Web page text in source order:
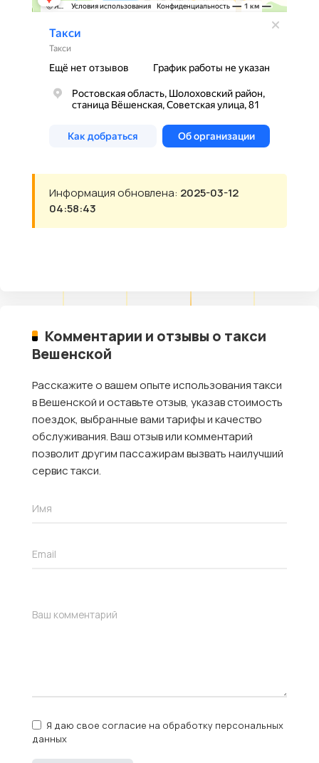
Информация обновлена: 2025-03-12
04:58:43
Комментарии и отзывы о такси
Вешенской
Расскажите о вашем опыте использования такси
в Вешенской и оставьте отзыв, указав стоимость
поездок, выбранные вами тарифы и качество
обслуживания. Ваш отзыв или комментарий
позволит другим пассажирам вызвать наилучший
сервис такси.
Я даю свое согласие на обработку персональных
данных